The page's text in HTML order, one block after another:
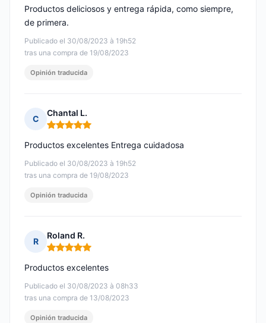
Publicado el 30/08/2023 à 19h52
tras una compra de 19/08/2023
Productos deliciosos y entrega rápida, como siempre,
de primera.
Opinión traducida
C
Chantal L.
Nota: 5 de 5
Publicado el 30/08/2023 à 19h52
tras una compra de 19/08/2023
Productos excelentes Entrega cuidadosa
Opinión traducida
R
Roland R.
Nota: 5 de 5
Publicado el 30/08/2023 à 08h33
tras una compra de 13/08/2023
Productos excelentes
Opinión traducida